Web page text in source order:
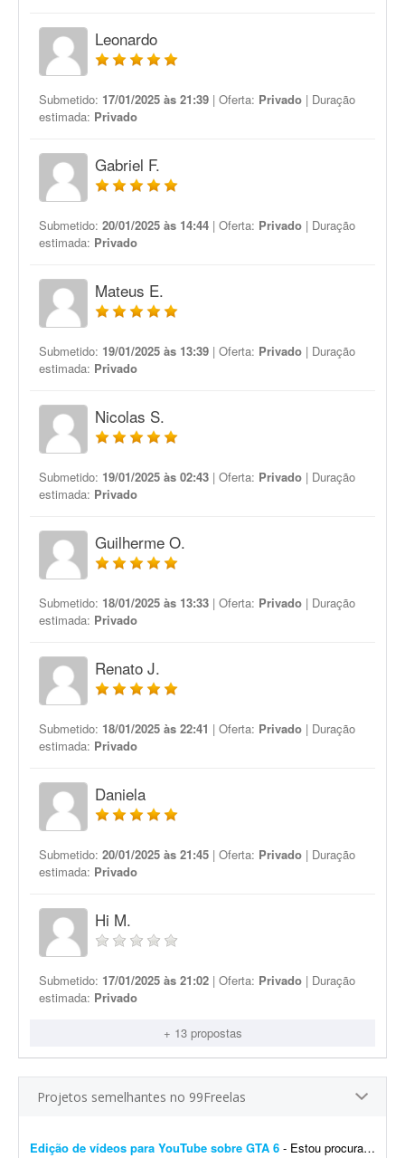
Leonardo
Submetido: 17/01/2025 às 21:39 | Oferta: Privado | Duração
estimada: Privado
Gabriel F.
Submetido: 20/01/2025 às 14:44 | Oferta: Privado | Duração
estimada: Privado
Mateus E.
Submetido: 19/01/2025 às 13:39 | Oferta: Privado | Duração
estimada: Privado
Nicolas S.
Submetido: 19/01/2025 às 02:43 | Oferta: Privado | Duração
estimada: Privado
Guilherme O.
Submetido: 18/01/2025 às 13:33 | Oferta: Privado | Duração
estimada: Privado
Renato J.
Submetido: 18/01/2025 às 22:41 | Oferta: Privado | Duração
estimada: Privado
Daniela
Submetido: 20/01/2025 às 21:45 | Oferta: Privado | Duração
estimada: Privado
Hi M.
Submetido: 17/01/2025 às 21:02 | Oferta: Privado | Duração
estimada: Privado
+ 13 propostas
Projetos semelhantes no 99Freelas
Edição de vídeos para YouTube sobre GTA 6 - Estou procurando um editor de vídeo para editar vídeos longos para YouTube, mais especificamente sobre GTA 6. A edição não precisa ser muito sofisticada. Procuro...